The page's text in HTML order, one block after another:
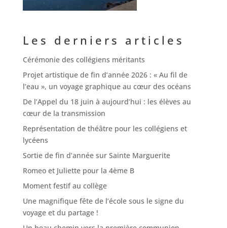
Les derniers articles
Cérémonie des collégiens méritants
Projet artistique de fin d’année 2026 : « Au fil de
l’eau », un voyage graphique au cœur des océans
De l’Appel du 18 juin à aujourd’hui : les élèves au
cœur de la transmission
Représentation de théâtre pour les collégiens et
lycéens
Sortie de fin d’année sur Sainte Marguerite
Romeo et Juliette pour la 4ème B
Moment festif au collège
Une magnifique fête de l’école sous le signe du
voyage et du partage !